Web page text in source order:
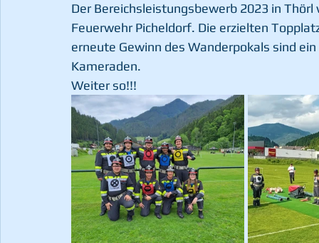
Der Bereichsleistungsbewerb 2023 in
Feuerwehr Picheldorf. Die erzielten
erneute Gewinn des Wanderpokals sind
Kameraden.
Weiter so!!!